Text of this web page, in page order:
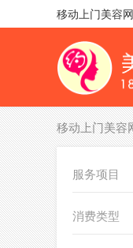
移动上门美容
移动上门美容
服务项目
消费类型